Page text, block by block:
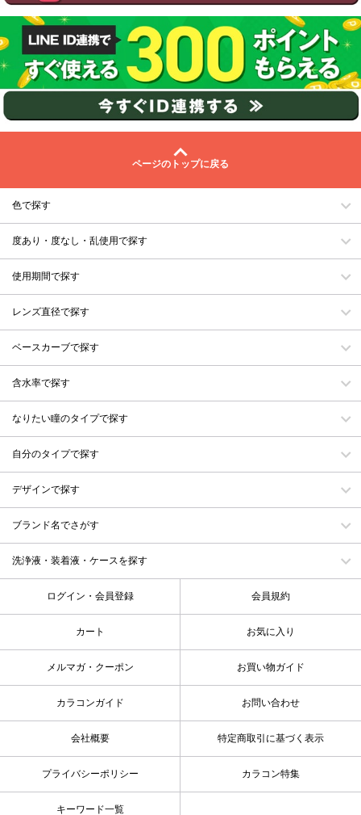
ページのトップに戻る
色で探す
度あり・度なし・乱使用で探す
使用期間で探す
レンズ直径で探す
ベースカーブで探す
含水率で探す
なりたい瞳のタイプで探す
自分のタイプで探す
デザインで探す
ブランド名でさがす
洗浄液・装着液・ケースを探す
ログイン・会員登録 会員規約
カート お気に入り
メルマガ・クーポン お買い物ガイド
カラコンガイド お問い合わせ
会社概要 特定商取引に基づく表示
プライバシーポリシー カラコン特集
キーワード一覧